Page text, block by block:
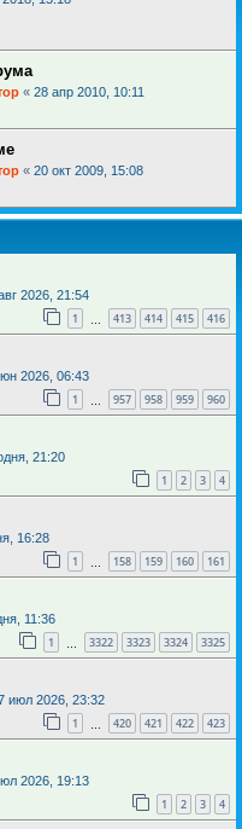
« 28 апр 2010, 10:11
« 20 окт 2009, 15:08
2026, 21:54
1 413 414 415 416
2026, 06:43
1 957 958 959 960
21:20
1 2 3 4
16:28
1 158 159 160 161
11:36
1 3322 3323 3324 3325
июл 2026, 23:32
1 420 421 422 423
2026, 19:13
1 2 3 4